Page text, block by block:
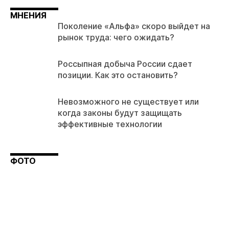
МНЕНИЯ
Поколение «Альфа» скоро выйдет на
рынок труда: чего ожидать?
Россыпная добыча России сдает
позиции. Как это остановить?
Невозможного не существует или
когда законы будут защищать
эффективные технологии
ФОТО